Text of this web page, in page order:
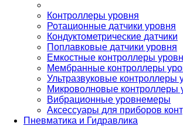
Контроллеры уровня
Ротационные датчики уровня
Кондуктометрические датчики
Поплавковые датчики уровня
Емкостные контроллеры
Мембранные контроллеры
Ультразвуковые контроллеры
Микроволновые контроллеры
Вибрационные уровнемеры
Аксессуары для приборов
Пневматика и Гидравлика